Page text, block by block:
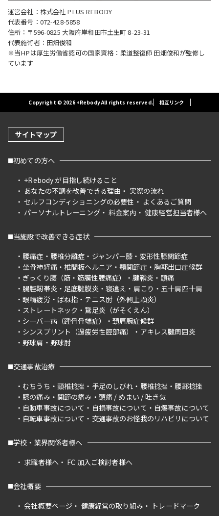
運営会社：株式会社 PLUS REBODY
代表番号：072-428-5858
住所：〒596-0825 大阪府岸和田市土生町 8-23-31
代表施術者：田畑俊和
※当HPは厚生労働省認可の国家資格：柔道整復師 田畑俊和が監修し
ています
Copyright © 2026 +Rebody All rights reserved. 相互リンク
サイトマップ
初めての方へ
+Rebody が目指し続けること
あなたの不調を改善できる理由
実際の流れ
セルフコンディショニングの必要性
よくあるご質問
パーソナルトレーニング
料金案内 健康経営担当者様へ
当施設で改善できる症状
腰痛症
腰椎分離症 ジャンパー膝
変形性膝関節症
坐骨神経痛
椎間板ヘルニア 顎関節症
胸郭出口症候群
ぎっくり腰（筋・筋膜性腰痛症）
腱鞘炎
頭痛
腸脛靭帯炎
足底腱膜炎 寝違え 肩こり
五十肩四十肩
眼精疲労
ばね指
テニス肘（外側上顆炎）
ストレートネック
鵞足炎（がそくえん）
シーバー病（踵骨骨端症）
頚肩腕症候群
シンスプリント（過疲労性脛部痛）
アキレス腱周囲炎
野球肩
野球肘
交通事故治療
むちうち
頸椎捻挫 手足のしびれ 腰椎捻挫
腰部捻挫
膝の痛み
関節の痛み
頭痛 / めまい / 吐き気
自動車事故について
自損事故について
自爆事故について
自転車事故について
交通事故のお怪我のリハビリについて
学校・業界関係者様へ
求職者様へ
FC 加入ご検討者様へ
会社概要
会社概要ページ
健康経営の取り組み トレードマーク